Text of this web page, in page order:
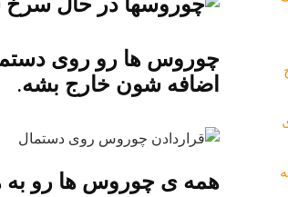
چوروس ها رو روی
اضافه شون خارج بشه.
همه ی چوروس ها رو به